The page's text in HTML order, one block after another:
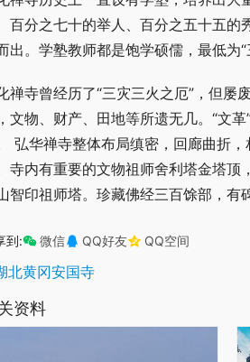
百分之七十的举人、百分之五十五的
出。学塾教师都是饱学硕儒，最低为“
禅寺曾经历了“三灾三火之厄”，但屡
文物、财产、田地等所遗无几。“文
弘华禅寺整体布局缜密，回廊曲折
寺内有重要的文物祖师舍利塔金塔顶
智印祖师塔。珍藏佛经三百馀部，有
到: 微信 QQ好友 QQ空间
北黄冈安国寺
资料